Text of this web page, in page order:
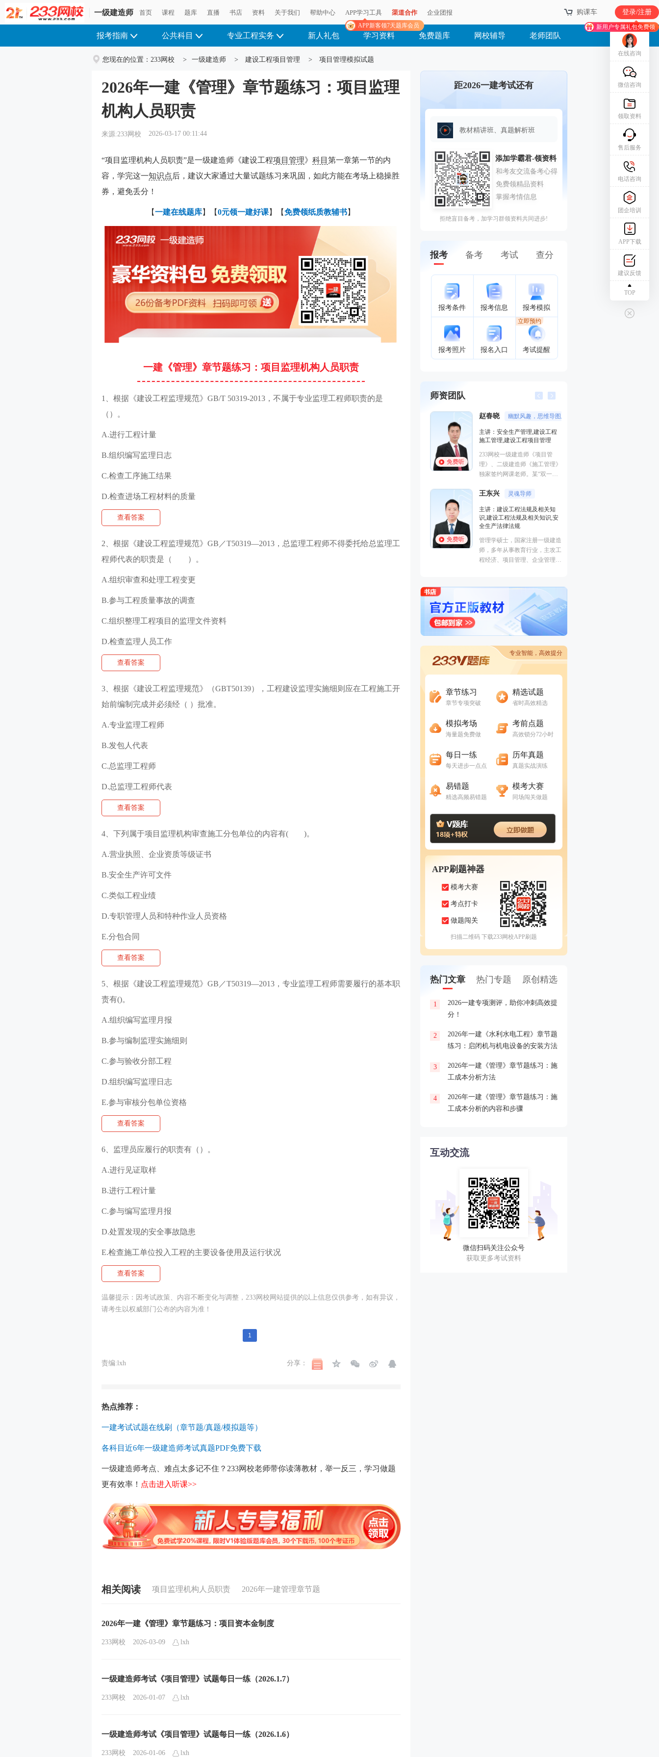
一级建造师 首页 课程 题库 直播 书店 资料 关于我们 帮助中心 APP学习工具
APP新客领7天题库会员
渠道合作 企业团报 购课车 登录/注册
新用户专属礼包免费领
报考指南 公共科目 专业工程实务 新人礼包 学习资料 免费题库 网校辅导 老师团队
您现在的位置： 233网校 > 一级建造师 > 建设工程项目管理 > 项目管理模拟试题
2026年一建《管理》章节题练习：项目监理
机构人员职责
来源:233网校 2026-03-17 00:11:44
“项目监理机构人员职责”是一级建造师《建设工程项目管理》 科目 第一章第一节的内
容，学完这一知识点后，建议大家通过大量试题练习来巩固，如此方能在考场上稳操胜
券，避免丢分！
【一建在线题库】【0元领一建好课】【免费领纸质教辅书】
一建《管理》章节题练习：项目监理机构人员职责
1、根据《建设工程监理规范》GB/T 50319-2013，不属于专业监理工程师职责的是
（）。
A.进行工程计量
B.组织编写监理日志
C.检查工序施工结果
D.检查进场工程材料的质量
查看答案
2、根据《建设工程监理规范》GB／T50319—2013，总监理工程师不得委托给总监理工
程师代表的职责是（ ）。
A.组织审查和处理工程变更
B.参与工程质量事故的调查
C.组织整理工程项目的监理文件资料
D.检查监理人员工作
查看答案
3、根据《建设工程监理规范》（GBT50139），工程建设监理实施细则应在工程施工开
始前编制完成并必须经（ ）批准。
A.专业监理工程师
B.发包人代表
C.总监理工程师
D.总监理工程师代表
查看答案
4、下列属于项目监理机构审查施工分包单位的内容有( )。
A.营业执照、企业资质等级证书
B.安全生产许可文件
C.类似工程业绩
D.专职管理人员和特种作业人员资格
E.分包合同
查看答案
5、根据《建设工程监理规范》GB／T50319—2013，专业监理工程师需要履行的基本职
责有()。
A.组织编写监理月报
B.参与编制监理实施细则
C.参与验收分部工程
D.组织编写监理日志
E.参与审核分包单位资格
查看答案
6、监理员应履行的职责有（）。
A.进行见证取样
B.进行工程计量
C.参与编写监理月报
D.处置发现的安全事故隐患
E.检查施工单位投入工程的主要设备使用及运行状况
查看答案
温馨提示：因考试政策、内容不断变化与调整，233网校网站提供的以上信息仅供参考，如有异议，
请考生以权威部门公布的内容为准！
1
责编:lxh 分享：
热点推荐：
一建考试试题在线刷（章节题/真题/模拟题等）
各科目近6年一级建造师考试真题PDF免费下载
一级建造师考点、难点太多记不住？233网校老师带你读薄教材，举一反三，学习做题
更有效率！ 点击进入听课>>
相关阅读 项目监理机构人员职责 2026年一建管理章节题
2026年一建《管理》章节题练习：项目资本金制度
233网校 2026-03-09 lxh
一级建造师考试《项目管理》试题每日一练（2026.1.7）
233网校 2026-01-07 lxh
一级建造师考试《项目管理》试题每日一练（2026.1.6）
233网校 2026-01-06 lxh
距2026一建考试还有
教材精讲班、真题解析班
拒绝盲目备考，加学习群领资料共同进步!
报考 备考 考试 查分
报考条件 报考信息 报考模拟
报考照片 报名入口 考试提醒
立即预约
师资团队
免费听
赵春晓 幽默风趣，思维导图总结精彩，考点层次分明。
主讲：安全生产管理,建设工程
施工管理,建设工程项目管理
233网校一级建造师《项目管
理》、二级建造师《施工管理》
独家签约网课老师。某“双一
国家一级注册建造师、造价师。
免费听
王东兴 灵魂导师
主讲：建设工程法规及相关知
识,建设工程法规及相关知识,安
全生产法律法规
管理学硕士，国家注册一级建造
师，多年从事教育行业，主攻工
程经济、项目管理、企业管理方
专业智能，高效提分
章节练习
章节专项突破
精选试题
省时高效精选
模拟考场
海量题免费做
考前点题
高效锁分72小时
每日一练
每天进步一点点
历年真题
真题实战演练
易错题
精选高频易错题
模考大赛
同场闯关做题
APP刷题神器
模考大赛
考点打卡
做题闯关
扫描二维码 下载233网校APP刷题
热门文章 热门专题 原创精选
1
2026一建专项测评，助你冲刺高效提
分！
2
2026年一建《水利水电工程》章节题
练习：启闭机与机电设备的安装方法
3
2026年一建《管理》章节题练习：施
工成本分析方法
4
2026年一建《管理》章节题练习：施
工成本分析的内容和步骤
互动交流
微信扫码关注公众号
获取更多考试资料
在线咨询
微信咨询
领取资料
售后服务
电话咨询
团企培训
APP下载
建议反馈
TOP